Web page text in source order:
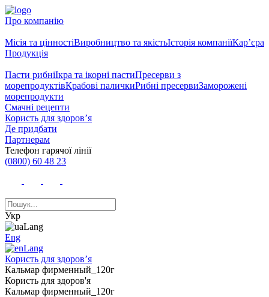
Про компанію
Місія та цінностіВиробництво та якістьІсторія компаніїКар’єра
Продукція
Пасти рибніІкра та ікорні пастиПресерви з
морепродуктівКрабові паличкиРибні пресервиЗаморожені
морепродукти
Смачні рецепти
Користь для здоров’я
Де придбати
Партнерам
Телефон гарячої лінії
(0800) 60 48 23
Укр
Eng
Користь для здоров’я
Кальмар фирменный_120г
Користь для здоров'я
Кальмар фирменный_120г